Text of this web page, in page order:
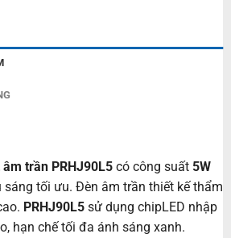
trần PRHJ90L5có công suất 5W
sáng tối ưu. Đèn âm trần thiết kế thẩm
PRHJ90L5sử dụng chipLED nhập
hạn chế tối đa ánh sáng xanh.